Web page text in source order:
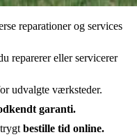
reparationer og services
reparerer eller servicerer
udvalgte værksteder.
garanti.
bestille tid online.